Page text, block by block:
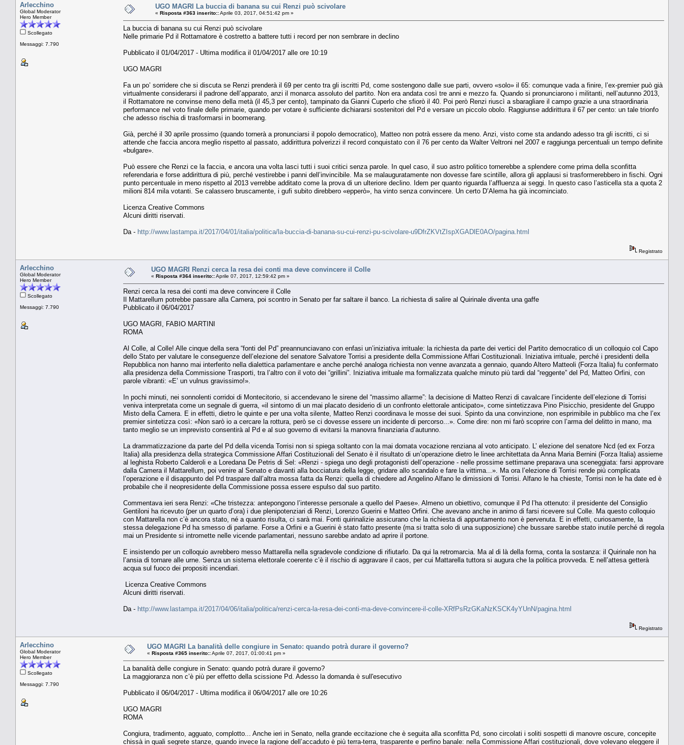
Arlecchino
Global Moderator
Hero Member
Scollegato
Messaggi: 7.790
UGO MAGRI La buccia di banana su cui Renzi può scivolare
« Risposta #363 inserito::Aprile 03, 2017, 04:51:42 pm »
La buccia di banana su cui Renzi può scivolare
Nelle primarie Pd il Rottamatore è costretto a battere tutti i record per non sembrare in declino
Pubblicato il 01/04/2017 - Ultima modifica il 01/04/2017 alle ore 10:19
UGO MAGRI
Fa un po’ sorridere che si discuta se Renzi prenderà il 69 per cento tra gli iscritti Pd, come sostengono dalle sue parti, ovvero «solo» il 65: comunque vada a finire, l’ex-premier può già
virtualmente considerarsi il padrone dell’apparato, anzi il monarca assoluto del partito. Non era andata così tre anni e mezzo fa. Quando si pronunciarono i militanti, nell’autunno 2013,
il Rottamatore ne convinse meno della metà (il 45,3 per cento), tampinato da Gianni Cuperlo che sfiorò il 40. Poi però Renzi riuscì a sbaragliare il campo grazie a una straordinaria
performance nel voto finale delle primarie, quando per votare è sufficiente dichiararsi sostenitori del Pd e versare un piccolo obolo. Raggiunse addirittura il 67 per cento: un tale trionfo
che adesso rischia di trasformarsi in boomerang.
Già, perché il 30 aprile prossimo (quando tornerà a pronunciarsi il popolo democratico), Matteo non potrà essere da meno. Anzi, visto come sta andando adesso tra gli iscritti, ci si
attende che faccia ancora meglio rispetto al passato, addirittura polverizzi il record conquistato con il 76 per cento da Walter Veltroni nel 2007 e raggiunga percentuali un tempo definite
«bulgare».
Può essere che Renzi ce la faccia, e ancora una volta lasci tutti i suoi critici senza parole. In quel caso, il suo astro politico tornerebbe a splendere come prima della sconfitta
referendaria e forse addirittura di più, perché vestirebbe i panni dell’invincibile. Ma se malauguratamente non dovesse fare scintille, allora gli applausi si trasformerebbero in fischi. Ogni
punto percentuale in meno rispetto al 2013 verrebbe additato come la prova di un ulteriore declino. Idem per quanto riguarda l’affluenza ai seggi. In questo caso l’asticella sta a quota 2
milioni 814 mila votanti. Se calassero bruscamente, i gufi subito direbbero «epperò», ha vinto senza convincere. Un certo D’Alema ha già incominciato.
Licenza Creative Commons
Alcuni diritti riservati.
Da - http://www.lastampa.it/2017/04/01/italia/politica/la-buccia-di-banana-su-cui-renzi-pu-scivolare-u9DfrZKVtZIspXGADlE0AO/pagina.html
Registrato
Arlecchino
Global Moderator
Hero Member
Scollegato
Messaggi: 7.790
UGO MAGRI Renzi cerca la resa dei conti ma deve convincere il Colle
« Risposta #364 inserito::Aprile 07, 2017, 12:59:42 pm »
Renzi cerca la resa dei conti ma deve convincere il Colle
Il Mattarellum potrebbe passare alla Camera, poi scontro in Senato per far saltare il banco. La richiesta di salire al Quirinale diventa una gaffe
Pubblicato il 06/04/2017
UGO MAGRI, FABIO MARTINI
ROMA
Al Colle, al Colle! Alle cinque della sera “fonti del Pd” preannunciavano con enfasi un’iniziativa irrituale: la richiesta da parte dei vertici del Partito democratico di un colloquio col Capo
dello Stato per valutare le conseguenze dell’elezione del senatore Salvatore Torrisi a presidente della Commissione Affari Costituzionali. Iniziativa irrituale, perché i presidenti della
Repubblica non hanno mai interferito nella dialettica parlamentare e anche perché analoga richiesta non venne avanzata a gennaio, quando Altero Matteoli (Forza Italia) fu confermato
alla presidenza della Commissione Trasporti, tra l’altro con il voto dei “grillini”. Iniziativa irrituale ma formalizzata qualche minuto più tardi dal “reggente” del Pd, Matteo Orfini, con
parole vibranti: «E’ un vulnus gravissimo!».
In pochi minuti, nei sonnolenti corridoi di Montecitorio, si accendevano le sirene del “massimo allarme”: la decisione di Matteo Renzi di cavalcare l’incidente dell’elezione di Torrisi
veniva interpretata come un segnale di guerra, «il sintomo di un mai placato desiderio di un confronto elettorale anticipato», come sintetizzava Pino Pisicchio, presidente del Gruppo
Misto della Camera. E in effetti, dietro le quinte e per una volta silente, Matteo Renzi coordinava le mosse dei suoi. Spinto da una convinzione, non esprimibile in pubblico ma che l’ex
premier sintetizza così: «Non sarò io a cercare la rottura, però se ci dovesse essere un incidente di percorso...». Come dire: non mi farò scoprire con l’arma del delitto in mano, ma
tanto meglio se un imprevisto consentirà al Pd e al suo governo di evitarsi la manovra finanziaria d’autunno.
La drammatizzazione da parte del Pd della vicenda Torrisi non si spiega soltanto con la mai domata vocazione renziana al voto anticipato. L’ elezione del senatore Ncd (ed ex Forza
Italia) alla presidenza della strategica Commissione Affari Costituzionali del Senato è il risultato di un’operazione dietro le linee architettata da Anna Maria Bernini (Forza Italia) assieme
al leghista Roberto Calderoli e a Loredana De Petris di Sel: «Renzi - spiega uno degli protagonisti dell’operazione - nelle prossime settimane preparava una sceneggiata: farsi approvare
dalla Camera il Mattarellum, poi venire al Senato e davanti alla bocciatura della legge, gridare allo scandalo e fare la vittima...». Ma ora l’elezione di Torrisi rende più complicata
l’operazione e il disappunto del Pd traspare dall’altra mossa fatta da Renzi: quella di chiedere ad Angelino Alfano le dimissioni di Torrisi. Alfano le ha chieste, Torrisi non le ha date ed è
probabile che il neopresidente della Commissione possa essere espulso dal suo partito.
Commentava ieri sera Renzi: «Che tristezza: antepongono l’interesse personale a quello del Paese». Almeno un obiettivo, comunque il Pd l’ha ottenuto: il presidente del Consiglio
Gentiloni ha ricevuto (per un quarto d’ora) i due plenipotenziari di Renzi, Lorenzo Guerini e Matteo Orfini. Che avevano anche in animo di farsi ricevere sul Colle. Ma questo colloquio
con Mattarella non c’è ancora stato, né a quanto risulta, ci sarà mai. Fonti quirinalizie assicurano che la richiesta di appuntamento non è pervenuta. E in effetti, curiosamente, la
stessa delegazione Pd ha smesso di parlarne. Forse a Orfini e a Guerini è stato fatto presente (ma si tratta solo di una supposizione) che bussare sarebbe stato inutile perché di regola
mai un Presidente si intromette nelle vicende parlamentari, nessuno sarebbe andato ad aprire il portone.
E insistendo per un colloquio avrebbero messo Mattarella nella sgradevole condizione di rifiutarlo. Da qui la retromarcia. Ma al di là della forma, conta la sostanza: il Quirinale non ha
l’ansia di tornare alle urne. Senza un sistema elettorale coerente c’è il rischio di aggravare il caos, per cui Mattarella tuttora si augura che la politica provveda. E nell’attesa getterà
acqua sul fuoco dei propositi incendiari.
Licenza Creative Commons
Alcuni diritti riservati.
Da - http://www.lastampa.it/2017/04/06/italia/politica/renzi-cerca-la-resa-dei-conti-ma-deve-convincere-il-colle-XRfPsRzGKaNzKSCK4yYUnN/pagina.html
Registrato
Arlecchino
Global Moderator
Hero Member
Scollegato
Messaggi: 7.790
UGO MAGRI La banalità delle congiure in Senato: quando potrà durare il governo?
« Risposta #365 inserito::Aprile 07, 2017, 01:00:41 pm »
La banalità delle congiure in Senato: quando potrà durare il governo?
La maggioranza non c’è più per effetto della scissione Pd. Adesso la domanda è sull'esecutivo
Pubblicato il 06/04/2017 - Ultima modifica il 06/04/2017 alle ore 10:26
UGO MAGRI
ROMA
Congiura, tradimento, agguato, complotto... Anche ieri in Senato, nella grande eccitazione che è seguita alla sconfitta Pd, sono circolati i soliti sospetti di manovre oscure, concepite
chissà in quali segrete stanze, quando invece la ragione dell’accaduto è più terra-terra, trasparente e perfino banale: nella Commissione Affari costituzionali, dove volevano eleggere il